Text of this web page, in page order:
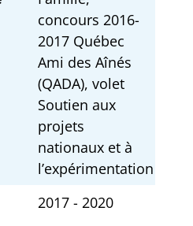
concours 2016-
2017 Québec
Ami des Aînés
(QADA), volet
Soutien aux
projets
nationaux et à
l’expérimentation
2017 - 2020